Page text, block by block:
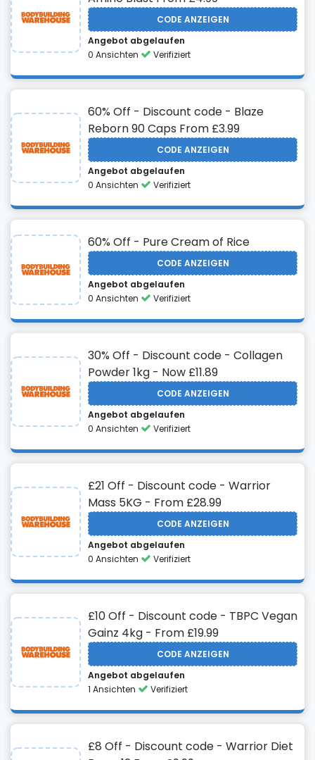
CODE ANZEIGEN
Angebot abgelaufen
0 Ansichten
Verifiziert
60% Off - Discount code - Blaze
Reborn 90 Caps From £3.99
CODE ANZEIGEN
Angebot abgelaufen
0 Ansichten
Verifiziert
60% Off - Pure Cream of Rice
CODE ANZEIGEN
Angebot abgelaufen
0 Ansichten
Verifiziert
30% Off - Discount code - Collagen
Powder 1kg - Now £11.89
CODE ANZEIGEN
Angebot abgelaufen
0 Ansichten
Verifiziert
£21 Off - Discount code - Warrior
Mass 5KG - From £28.99
CODE ANZEIGEN
Angebot abgelaufen
0 Ansichten
Verifiziert
£10 Off - Discount code - TBPC Vegan
Gainz 4kg - From £19.99
CODE ANZEIGEN
Angebot abgelaufen
1 Ansichten
Verifiziert
£8 Off - Discount code - Warrior Diet